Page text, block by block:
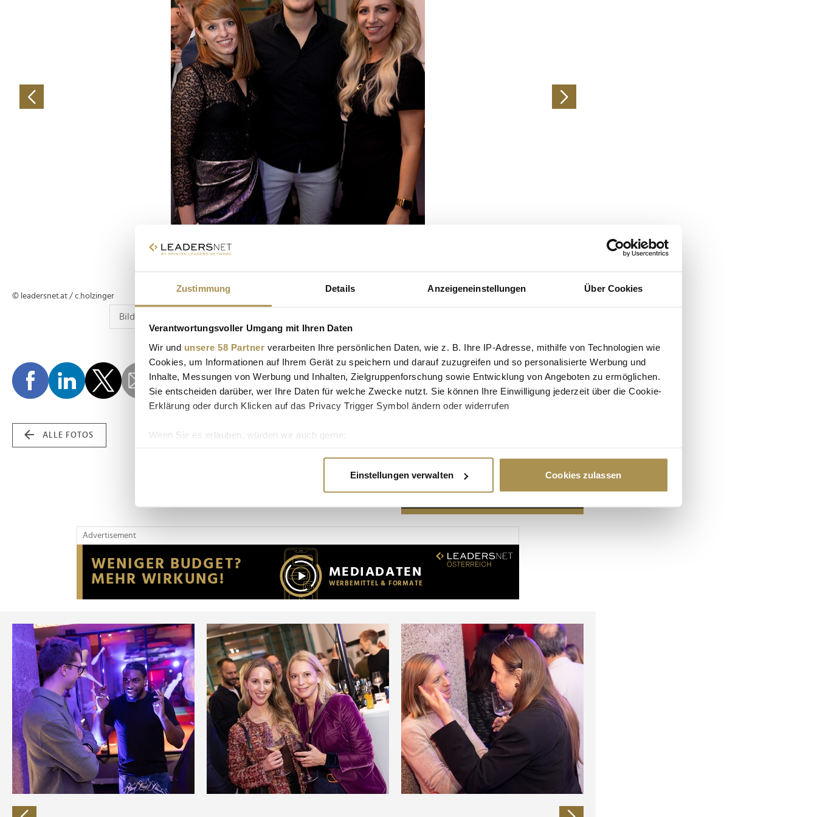
Zustimmung Details Anzeigeneinstellungen Über Cookies
Verantwortungsvoller Umgang mit Ihren Daten
Wir und unsere 58 Partner verarbeiten Ihre persönlichen Daten, wie z. B. Ihre IP-Adresse, mithilfe von Technologien wie
Cookies, um Informationen auf Ihrem Gerät zu speichern und darauf zuzugreifen und so personalisierte Werbung und
Inhalte, Messungen von Werbung und Inhalten, Zielgruppenforschung sowie Entwicklung von Angeboten zu ermöglichen.
Sie entscheiden darüber, wer Ihre Daten für welche Zwecke nutzt. Sie können Ihre Einwilligung jederzeit über die Cookie-
Erklärung oder durch Klicken auf das Privacy Trigger Symbol ändern oder widerrufen
Wenn Sie es erlauben, würden wir auch gerne:
Erfahren Sie mehr darüber, wie Ihre persönlichen Daten verarbeitet werden, und legen Sie Ihre Präferenzen im
Wir verwenden Cookies, um Inhalte und Anzeigen zu personalisieren, Funktionen für soziale Medien anbieten zu können
Website an unsere Partner für soziale Medien, Werbung und Analysen weiter. Unsere Partner führen diese Informationen
möglicherweise mit weiteren Daten zusammen, die Sie ihnen bereitgestellt haben oder die sie im Rahmen Ihrer Nutzung
der Dienste gesammelt haben.
Einstellungen verwalten Cookies zulassen
© leadersnet.at / c.holzinger
ALLE FOTOS
Advertisement
Advertisement